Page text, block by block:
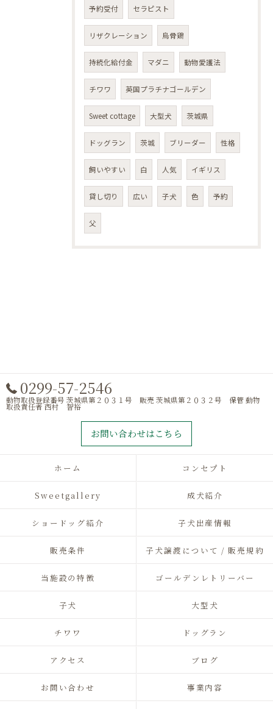
予約受付 セラピスト
リザクレーション 烏骨鶏
持続化給付金 マダニ 動物愛護法
チワワ 英国プラチナゴールデン
Sweet cottage 大型犬 茨城県
ドッグラン 茨城 ブリーダー 性格
飼いやすい 白 人気 イギリス
貸し切り 広い 子犬 色 予約
父
0299-57-2546
動物取扱登録番号 茨城県第２０３１号 販売 茨城県第２０３２号 保管 動物
取扱責任者 西村 智裕
お問い合わせはこちら
ホーム コンセプト
Sweetgallery 成犬紹介
ショードッグ紹介 子犬出産情報
販売条件 子犬譲渡について / 販売規約
当施設の特徴 ゴールデンレトリーバー
子犬 大型犬
チワワ ドッグラン
アクセス ブログ
お問い合わせ 事業内容